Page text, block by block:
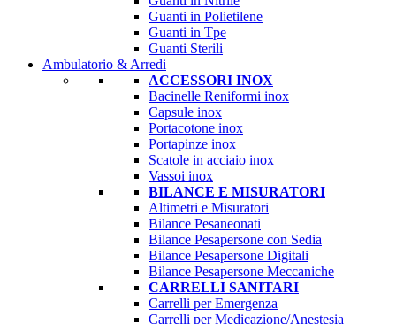
Guanti in Polietilene
Guanti in Tpe
Guanti Sterili
Ambulatorio & Arredi
ACCESSORI INOX
Bacinelle Reniformi inox
Capsule inox
Portacotone inox
Portapinze inox
Scatole in acciaio inox
Vassoi inox
BILANCE E MISURATORI
Altimetri e Misuratori
Bilance Pesaneonati
Bilance Pesapersone con Sedia
Bilance Pesapersone Digitali
Bilance Pesapersone Meccaniche
CARRELLI SANITARI
Carrelli per Emergenza
Carrelli per Medicazione/Anestesia